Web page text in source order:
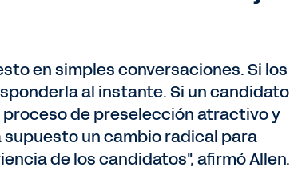
en simples conversaciones. Si los
al instante. Si un candidato
de preselección atractivo y
un cambio radical para
de los candidatos", afirmó Allen.